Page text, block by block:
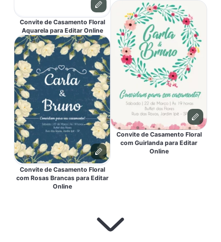
Convite de Casamento Floral
Aquarela para Editar Online
Convite de Casamento Floral
com Rosas Brancas para Editar
Online
Convite de Casamento Floral
com Guirlanda para Editar
Online